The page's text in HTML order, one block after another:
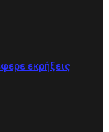
εκρήξεις